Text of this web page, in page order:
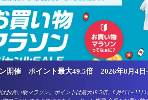
ン開催 ポイント最大49.5倍 2026年8月4日
お買い物マラソン。ポイントは最大49.5倍。8月4日～11日